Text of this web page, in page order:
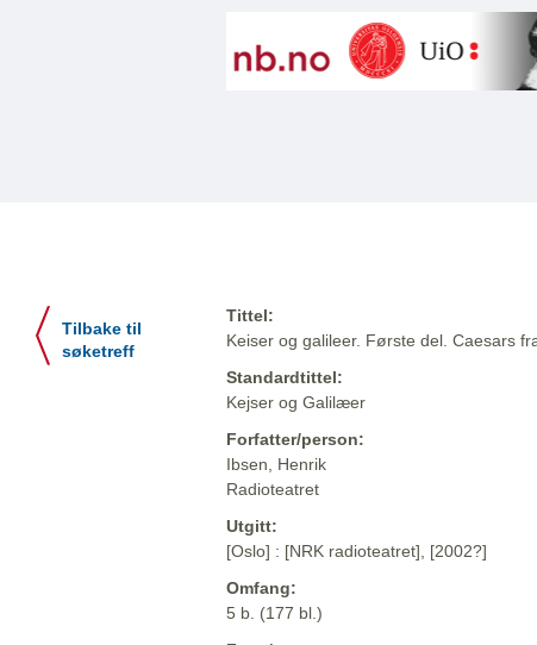
Tilbake til
søketreff
Tittel:
Keiser og galileer. Første del. Caesars
Standardtittel:
Kejser og Galilæer
Forfatter/person:
Ibsen, Henrik
Radioteatret
Utgitt:
[Oslo] : [NRK radioteatret], [2002?]
Omfang:
5 b. (177 bl.)